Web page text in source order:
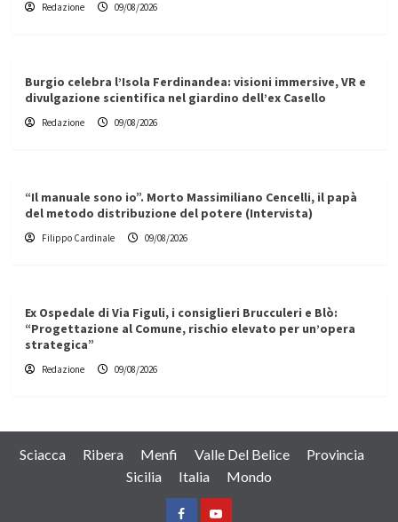
Redazione 09/08/2026
Burgio celebra l’Isola Ferdinandea: visioni immersive, VR e
divulgazione scientifica nel giardino dell’ex Casello
Redazione 09/08/2026
“Il manuale sono io”. Morto Massimiliano Cencelli, il papà
del metodo distribuzione del potere (Intervista)
Filippo Cardinale 09/08/2026
Ex Ospedale di Via Figuli, i consiglieri Brucculeri e Blò:
“Progettazione al Comune, rischio elevato per un’opera
strategica”
Redazione 09/08/2026
Sciacca Ribera Menfi Valle Del Belice
Provincia
Sicilia
Italia Mondo